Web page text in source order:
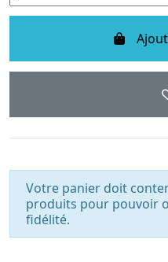
Votre panier doit
produits pour pouvoir
fidélité.